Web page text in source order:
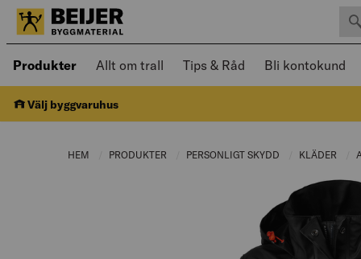
Produkter Öppnad meny kan navigeras med
Allt om trall Tips & Råd Bli kontokund
Välj byggvaruhus
HEM PRODUKTER CURRENT PAGE:
PERSONLIGT SKYDD CURRENT PAGE:
KLÄDER